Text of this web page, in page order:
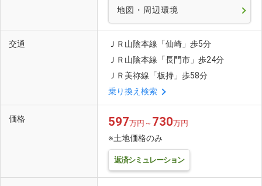
地図・周辺環境
交通
ＪＲ山陰本線「仙崎」歩5分
ＪＲ山陰本線「長門市」歩24分
ＪＲ美祢線「板持」歩58分
乗り換え検索
価格 597万円～ 730万円
※土地価格のみ
返済シミュレーション